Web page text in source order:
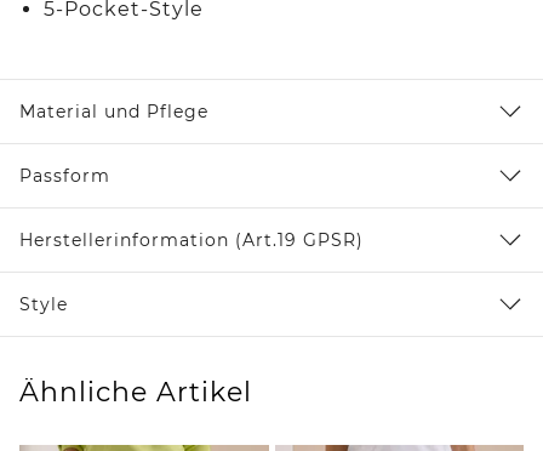
5-Pocket-Style
Material und Pflege
Passform
Herstellerinformation (Art.19 GPSR)
Style
Ähnliche Artikel